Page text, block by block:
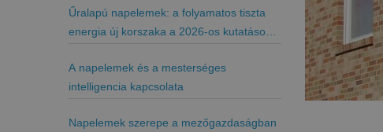
Űralapú napelemek: a folyamatos tiszta
energia új korszaka a 2026-os kutatások
A napelemek és a mesterséges
intelligencia kapcsolata
Napelemek szerepe a mezőgazdaságban